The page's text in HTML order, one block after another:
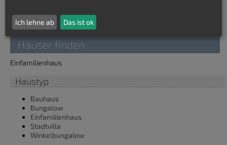
Häuser finden
Einfamilienhaus
Haustyp
Bauhaus
Bungalow
Einfamilienhaus
Stadtvilla
Winkelbungalow
Ich lehne ab Das ist ok